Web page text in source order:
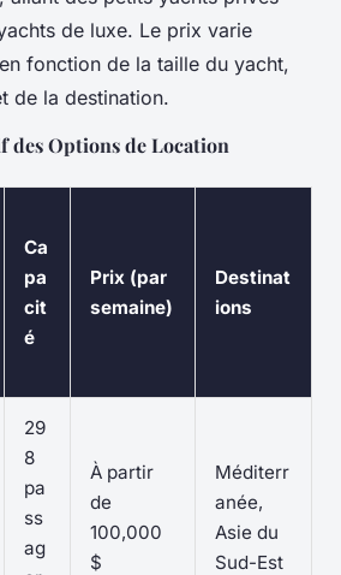
de luxe. Le prix varie
fonction de la taille du yacht,
de la destination.
des Options de Location
Ca
pa
cit
é
Prix (par
semaine)
Destinat
ions
29
8
pa
ss
ag
À partir
de
100,000
$
Méditerr
anée,
Asie du
Sud-Est